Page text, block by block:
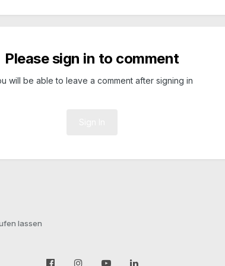
Please sign in to comment
will be able to leave a comment after signing in
lassen